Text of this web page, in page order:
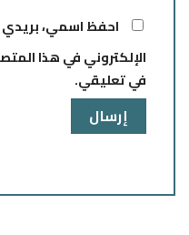
احفظ اسمي، بريدي
الإلكتروني في هذا
في تعليقي.